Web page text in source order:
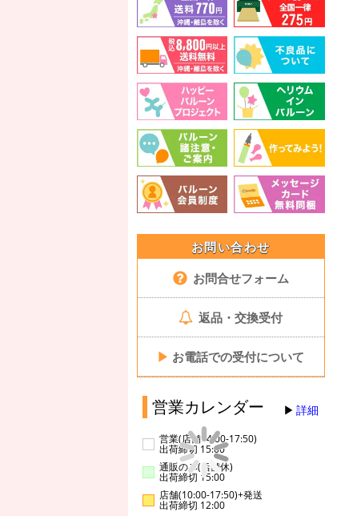
お問い合わせ
お問合せフォーム
返品・交換受付
▶ お電話での受付について
営業カレンダー 詳細
営業(店舗14:00-17:50)
出荷締切 15:00
通販のみ(店舗休)
出荷締切 15:00
店舗(10:00-17:50)+発送
出荷締切 12:00